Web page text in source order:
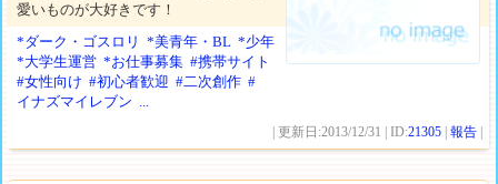
愛いものが大好きです！
*ダーク・ゴスロリ
*美青年・BL *少年
*大学生運営 *お仕事募集 #携帯サイト
#女性向け #初心者歓迎 #二次創作 #
イナズマイレブン ...
| 更新日:2013/12/31 | ID:21305 |報告